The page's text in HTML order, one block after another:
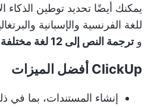
يمكنك أيضًا تحديد توطين الذكاء
للغة الفرنسية والإسبانية
وترجمة النص إلى 12 لغة مختلفة
ClickUp أفضل الميزات
إنشاء المستندات، بما في